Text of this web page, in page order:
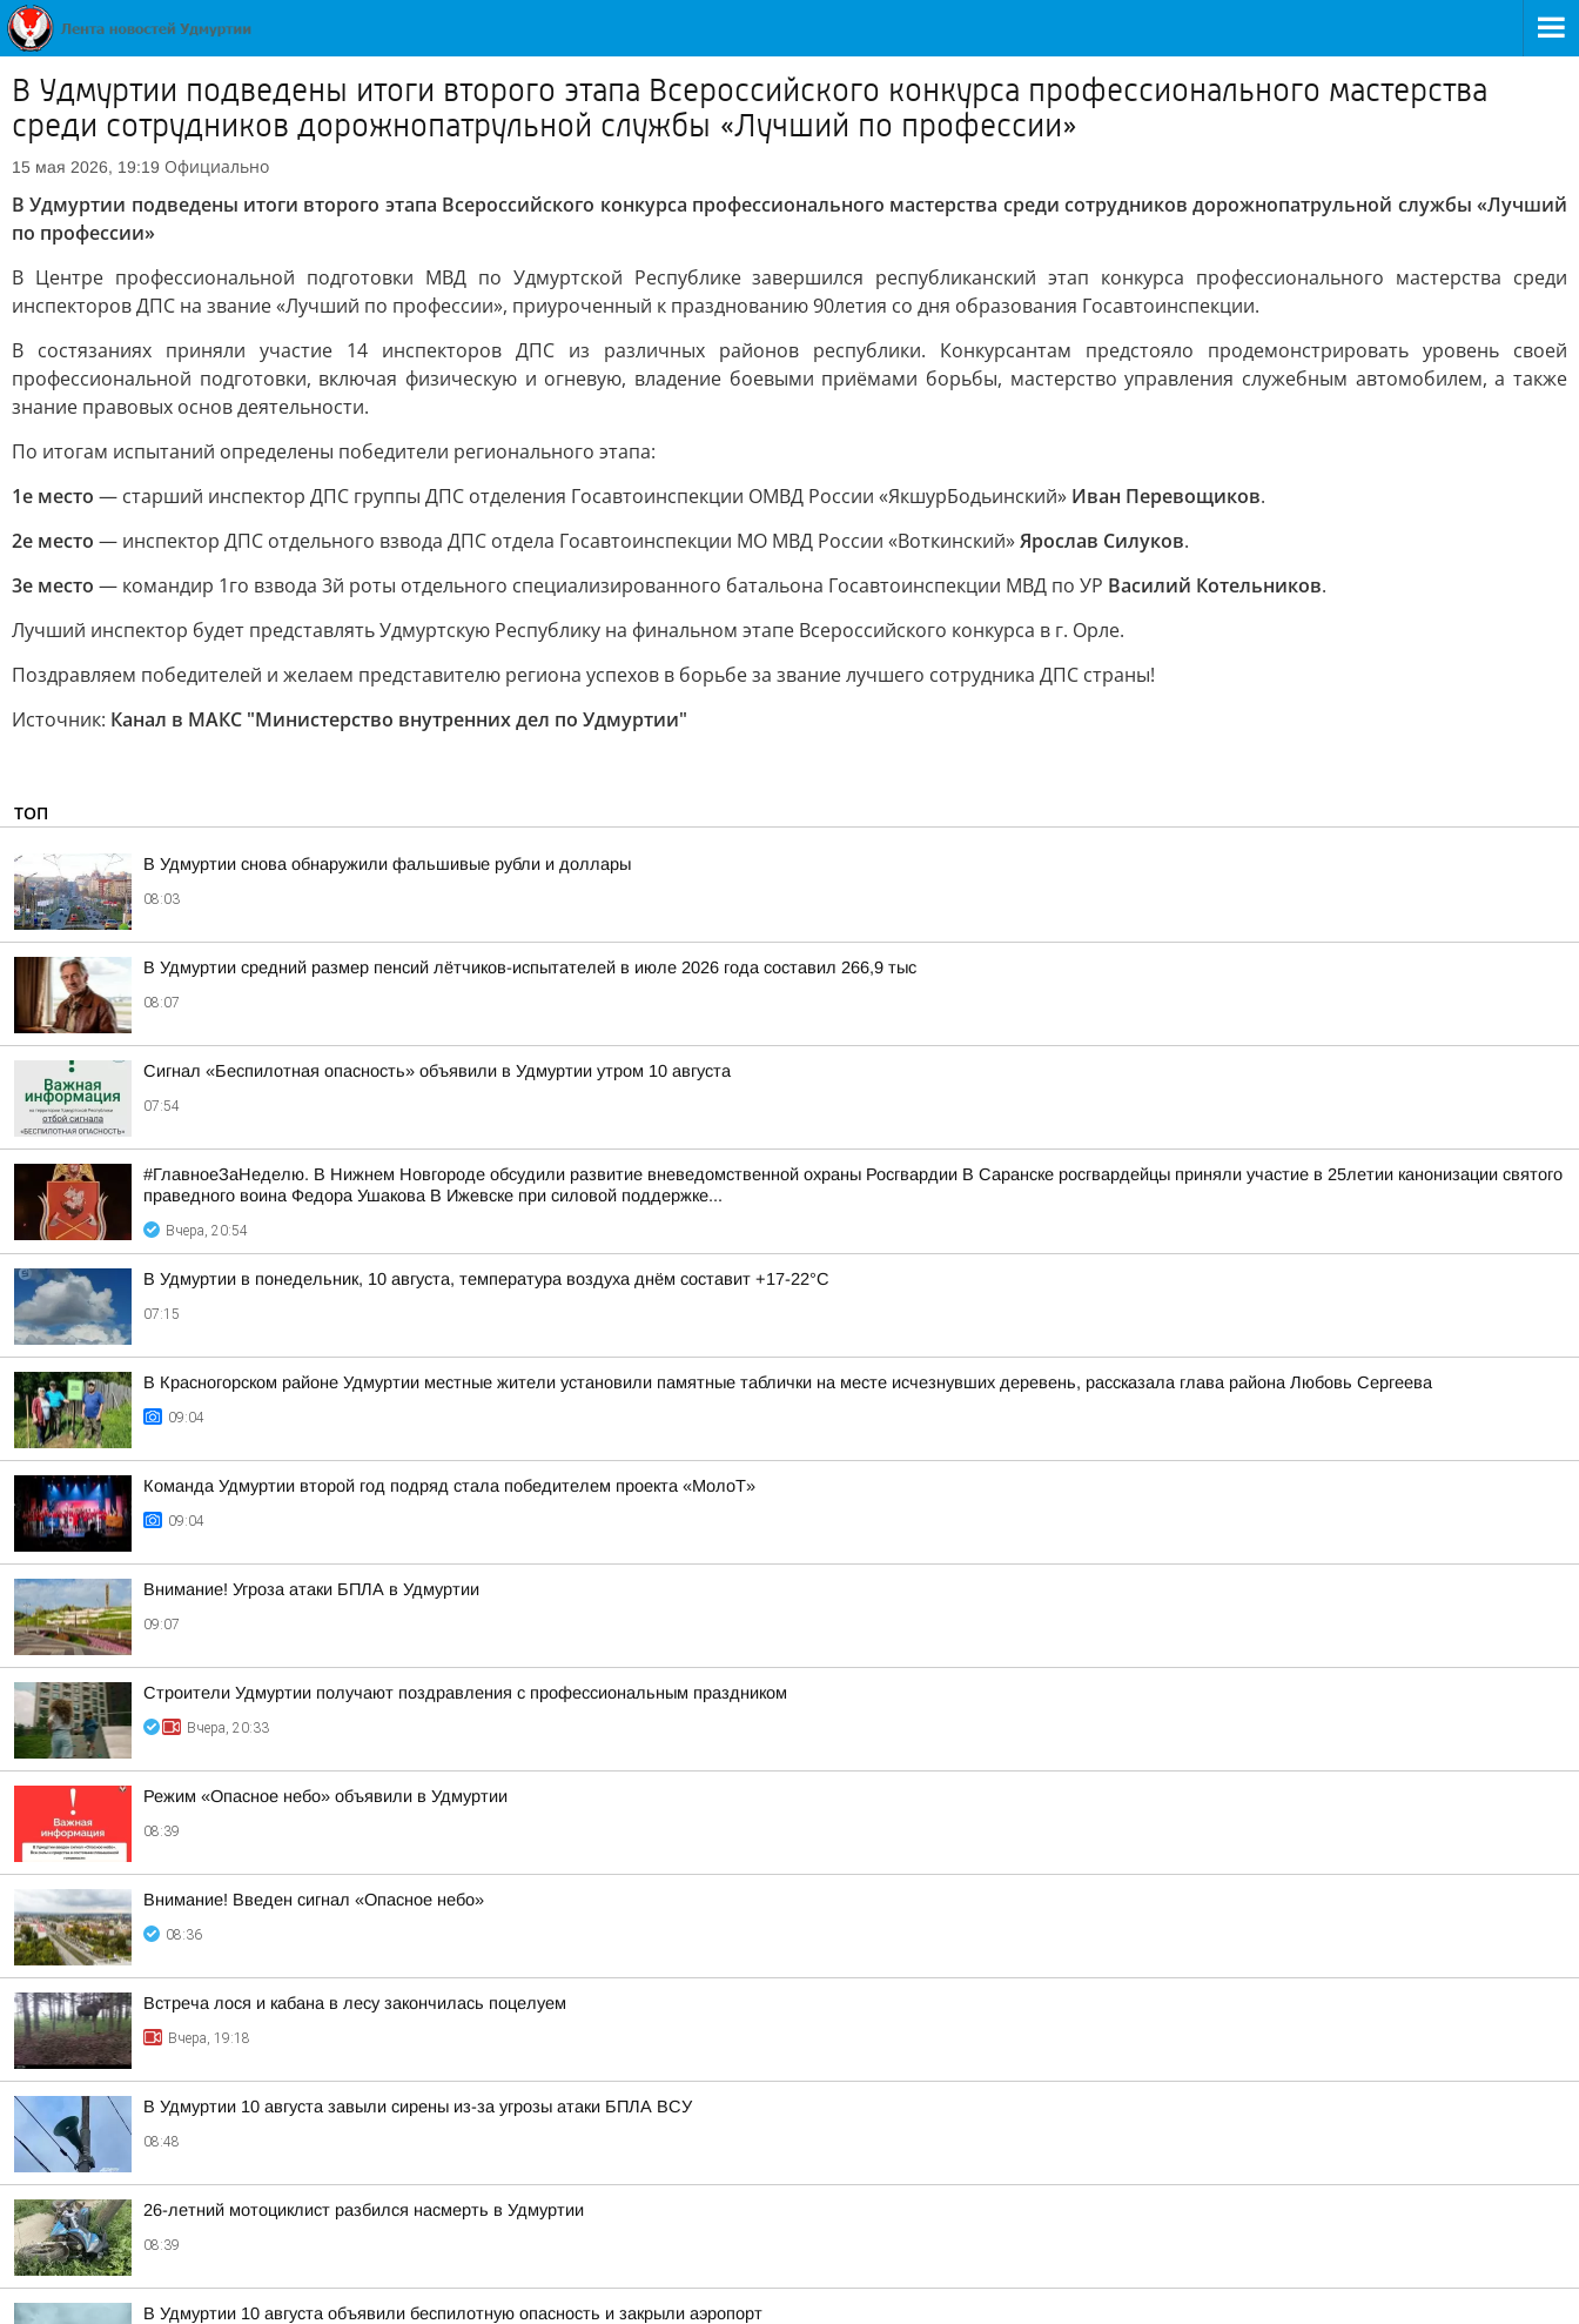
В Удмуртии подведены итоги второго этапа Всероссийского конкурса профессионального мастерства
среди сотрудников дорожнопатрульной службы «Лучший по профессии»
15 мая 2026, 19:19 Официально
В Удмуртии подведены итоги второго этапа Всероссийского конкурса профессионального мастерства среди сотрудников дорожнопатрульной службы «Лучший
по профессии»
В Центре профессиональной подготовки МВД по Удмуртской Республике завершился республиканский этап конкурса профессионального мастерства среди
инспекторов ДПС на звание «Лучший по профессии», приуроченный к празднованию 90летия со дня образования Госавтоинспекции.
В состязаниях приняли участие 14 инспекторов ДПС из различных районов республики. Конкурсантам предстояло продемонстрировать уровень своей
профессиональной подготовки, включая физическую и огневую, владение боевыми приёмами борьбы, мастерство управления служебным автомобилем, а также
знание правовых основ деятельности.
По итогам испытаний определены победители регионального этапа:
1е место — старший инспектор ДПС группы ДПС отделения Госавтоинспекции ОМВД России «ЯкшурБодьинский» Иван Перевощиков.
2е место — инспектор ДПС отдельного взвода ДПС отдела Госавтоинспекции МО МВД России «Воткинский»Ярослав Силуков.
3е место — командир 1го взвода 3й роты отдельного специализированного батальона Госавтоинспекции МВД по УР Василий Котельников.
Лучший инспектор будет представлять Удмуртскую Республику на финальном этапе Всероссийского конкурса в г. Орле.
Поздравляем победителей и желаем представителю региона успехов в борьбе за звание лучшего сотрудника ДПС страны!
Источник: Канал в МАКС "Министерство внутренних дел по Удмуртии"
ТОП
В Удмуртии снова обнаружили фальшивые рубли и доллары
08:03
В Удмуртии средний размер пенсий лётчиков-испытателей в июле 2026 года составил 266,9 тыс
08:07
Сигнал «Беспилотная опасность» объявили в Удмуртии утром 10 августа
07:54
#ГлавноеЗаНеделю. В Нижнем Новгороде обсудили развитие вневедомственной охраны Росгвардии В Саранске росгвардейцы приняли участие в 25летии канонизации святого
праведного воина Федора Ушакова В Ижевске при силовой поддержке...
Вчера, 20:54
В Удмуртии в понедельник, 10 августа, температура воздуха днём составит +17-22°С
07:15
В Красногорском районе Удмуртии местные жители установили памятные таблички на месте исчезнувших деревень, рассказала глава района Любовь Сергеева
09:04
Команда Удмуртии второй год подряд стала победителем проекта «МолоТ»
09:04
Внимание! Угроза атаки БПЛА в Удмуртии
09:07
Строители Удмуртии получают поздравления с профессиональным праздником
Вчера, 20:33
Режим «Опасное небо» объявили в Удмуртии
08:39
Внимание! Введен сигнал «Опасное небо»
08:36
Встреча лося и кабана в лесу закончилась поцелуем
Вчера, 19:18
В Удмуртии 10 августа завыли сирены из-за угрозы атаки БПЛА ВСУ
08:48
26-летний мотоциклист разбился насмерть в Удмуртии
08:39
В Удмуртии 10 августа объявили беспилотную опасность и закрыли аэропорт